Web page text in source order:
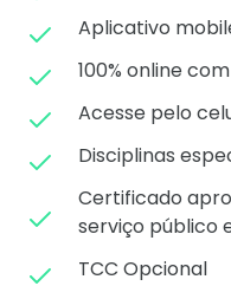
Aplicativo
100% online
Acesse pelo
Disciplinas
Certificado
serviço público
TCC Opcional